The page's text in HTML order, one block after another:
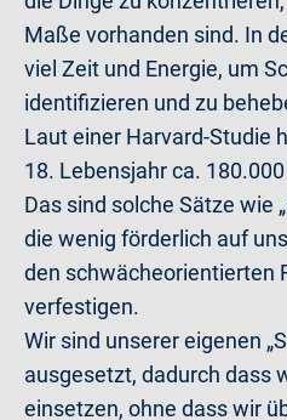
Maße vorhanden sind. In
viel Zeit und Energie, um
identifizieren und zu
Laut einer Harvard-Studie
18. Lebensjahr ca.
Das sind solche Sätze wie
die wenig förderlich auf
den schwächeorientierten
verfestigen.
Wir sind unserer eigenen
ausgesetzt, dadurch dass
einsetzen, ohne dass wir